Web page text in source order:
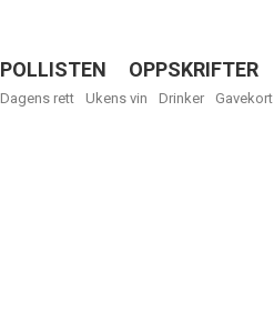
Menu
POLLISTEN OPPSKRIFTER
Dagens rett Ukens vin Drinker Gavekort